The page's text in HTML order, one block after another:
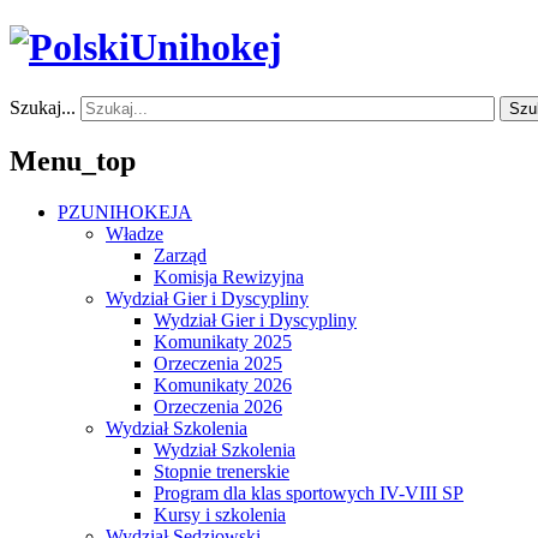
Szukaj...
Menu_top
PZUNIHOKEJA
Władze
Zarząd
Komisja Rewizyjna
Wydział Gier i Dyscypliny
Wydział Gier i Dyscypliny
Komunikaty 2025
Orzeczenia 2025
Komunikaty 2026
Orzeczenia 2026
Wydział Szkolenia
Wydział Szkolenia
Stopnie trenerskie
Program dla klas sportowych IV-VIII SP
Kursy i szkolenia